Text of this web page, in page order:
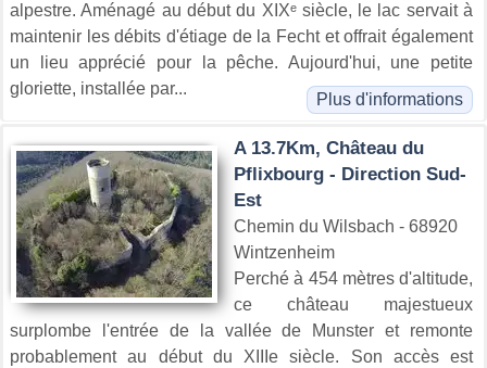
alpestre. Aménagé au début du XIXᵉ siècle, le lac servait à
maintenir les débits d'étiage de la Fecht et offrait également
un lieu apprécié pour la pêche. Aujourd'hui, une petite
gloriette, installée par...
Plus d'informations
A 13.7Km, Château du
Pflixbourg - Direction Sud-
Est
Chemin du Wilsbach - 68920
Wintzenheim
Perché à 454 mètres d'altitude,
ce château majestueux
surplombe l'entrée de la vallée de Munster et remonte
probablement au début du XIIIe siècle. Son accès est